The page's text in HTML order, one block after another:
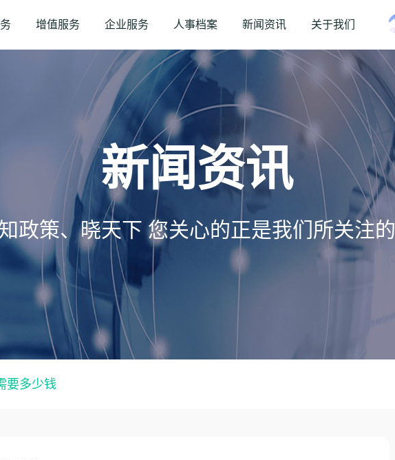
增值服务 企业服务 人事档案 新闻资讯 关于我们
新闻资讯
政策、晓天下 您关心的正是我们所关注的
要多少钱